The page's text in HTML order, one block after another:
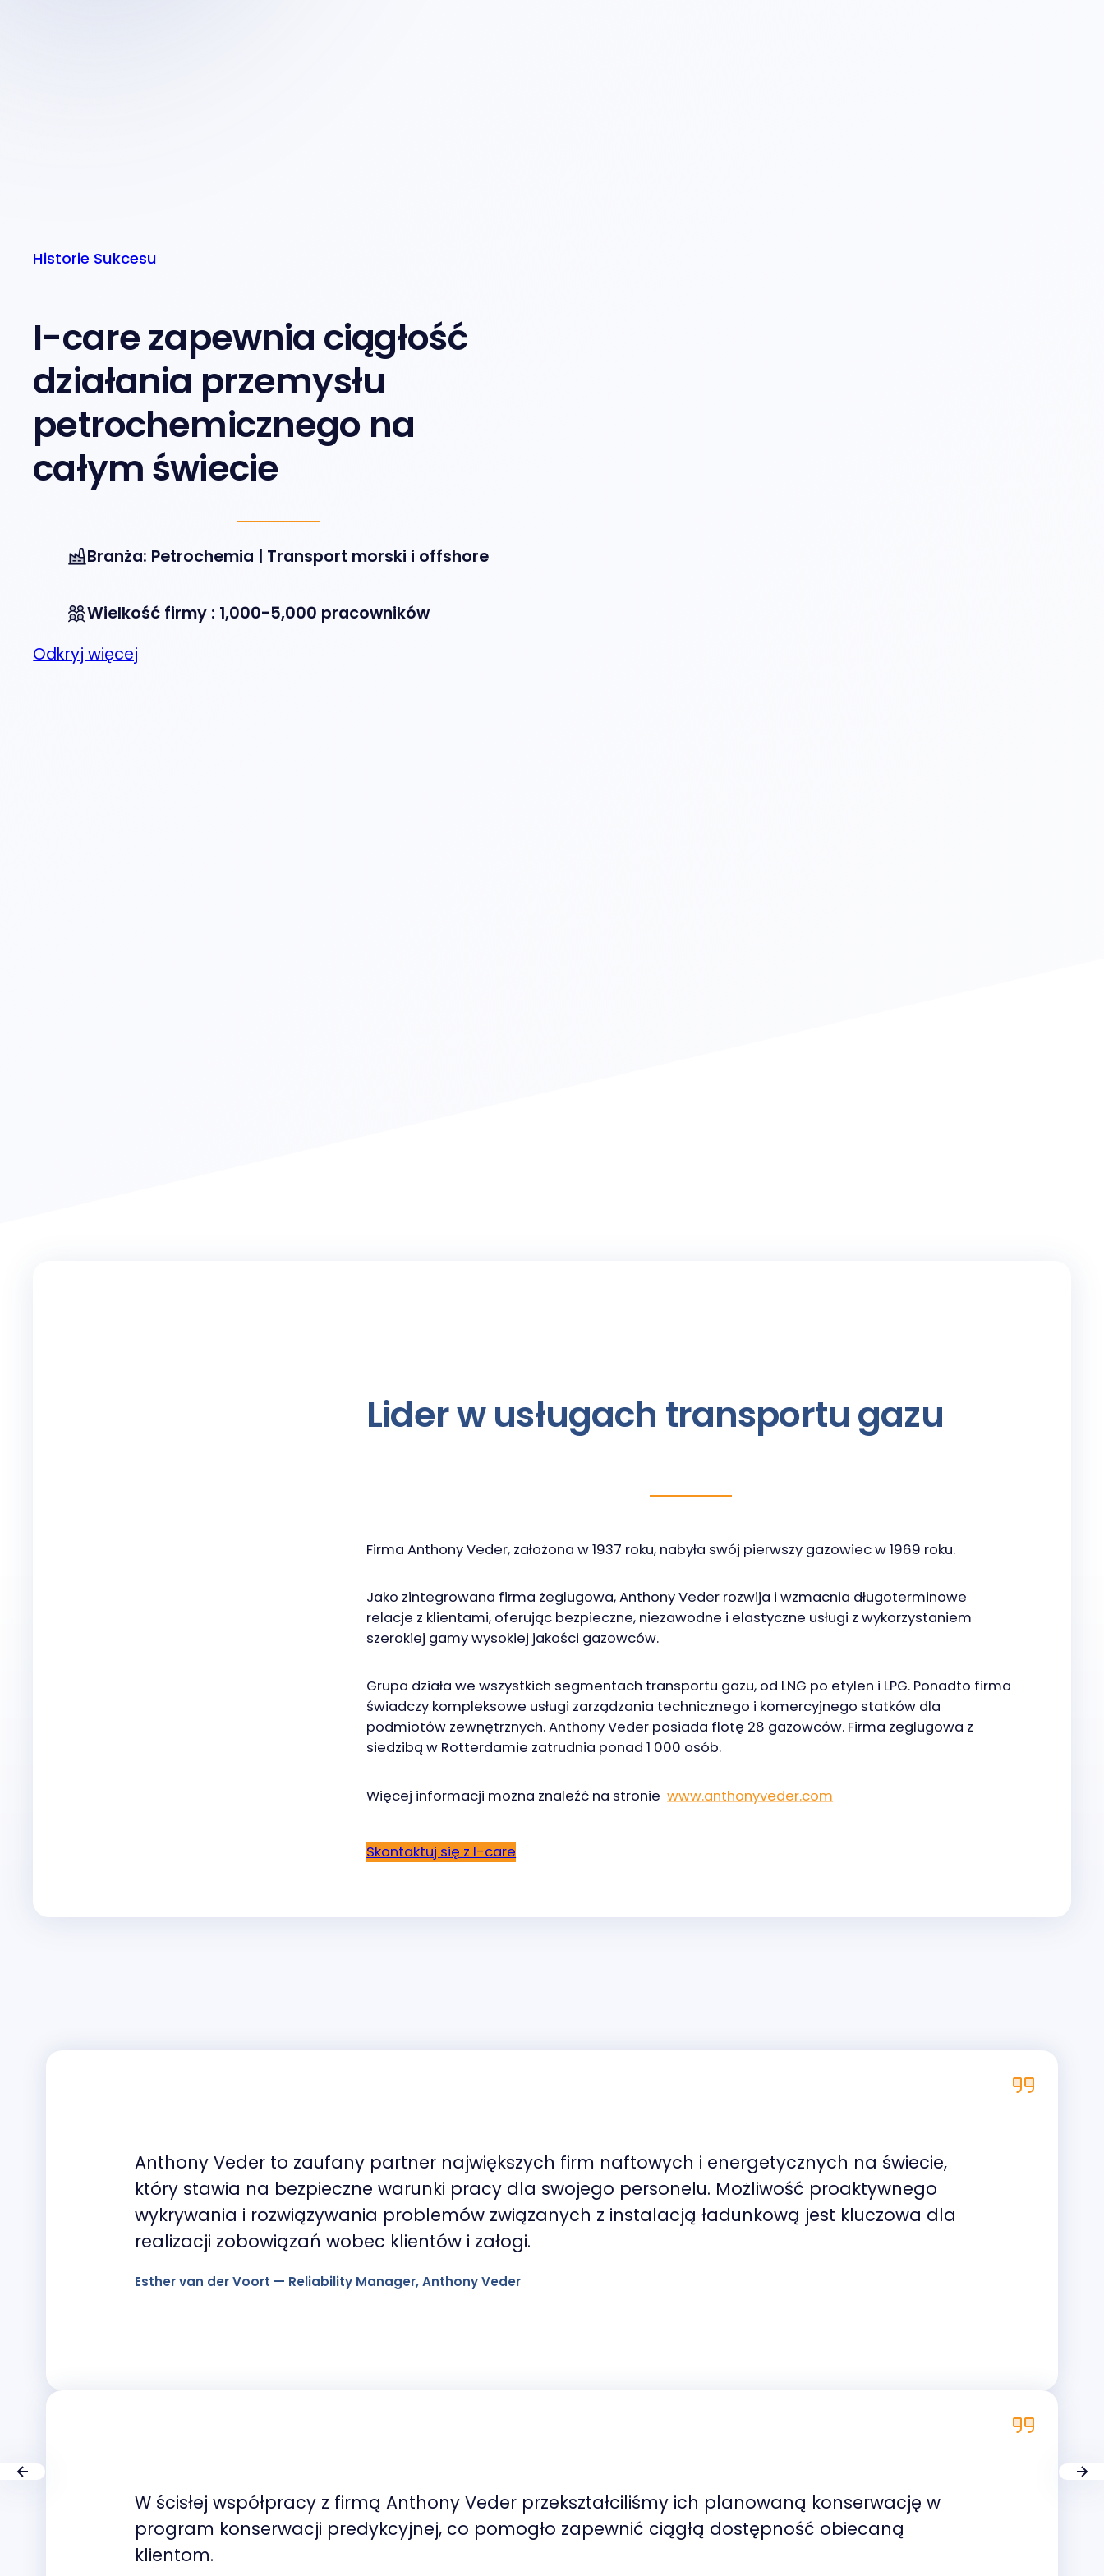
Historie Sukcesu
I-care zapewnia ciągłość
działania przemysłu
petrochemicznego na
całym świecie
Branża: Petrochemia | Transport morski i offshore
Wielkość firmy : 1,000-5,000 pracowników
Odkryj więcej
Lider w usługach transportu gazu
Firma Anthony Veder, założona w 1937 roku, nabyła swój pierwszy gazowiec w 1969 roku.
Jako zintegrowana firma żeglugowa, Anthony Veder rozwija i wzmacnia długoterminowe
relacje z klientami, oferując bezpieczne, niezawodne i elastyczne usługi z wykorzystaniem
szerokiej gamy wysokiej jakości gazowców.
Grupa działa we wszystkich segmentach transportu gazu, od LNG po etylen i LPG. Ponadto firma
świadczy kompleksowe usługi zarządzania technicznego i komercyjnego statków dla
podmiotów zewnętrznych. Anthony Veder posiada flotę 28 gazowców. Firma żeglugowa z
siedzibą w Rotterdamie zatrudnia ponad 1 000 osób.
Więcej informacji można znaleźć na stroniewww.anthonyveder.com
Skontaktuj się z I-care
Anthony Veder to zaufany partner największych firm naftowych i energetycznych na świecie,
który stawia na bezpieczne warunki pracy dla swojego personelu. Możliwość proaktywnego
wykrywania i rozwiązywania problemów związanych z instalacją ładunkową jest kluczowa dla
realizacji zobowiązań wobec klientów i załogi.
Esther van der Voort — Reliability Manager, Anthony Veder
W ścisłej współpracy z firmą Anthony Veder przekształciliśmy ich planowaną konserwację w
program konserwacji predykcyjnej, co pomogło zapewnić ciągłą dostępność obiecaną
klientom.